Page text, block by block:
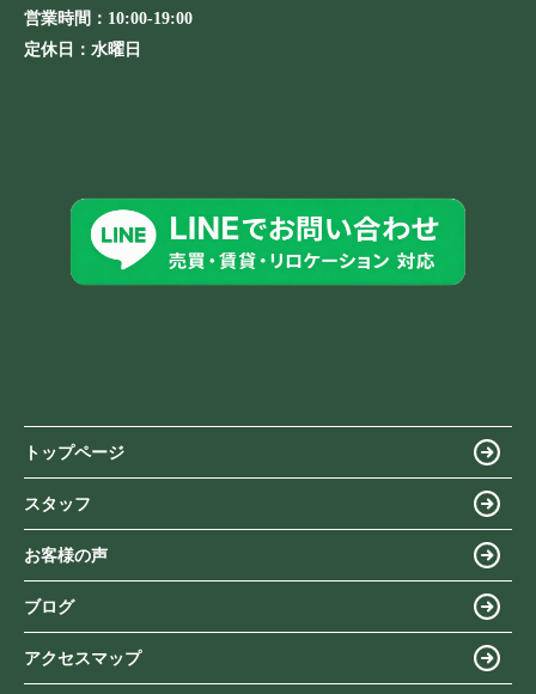
営業時間： 10:00-19:00
定休日： 水曜日
トップページ
スタッフ
お客様の声
ブログ
アクセスマップ